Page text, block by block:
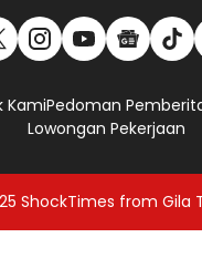
KamiPedoman
Lowongan Pekerjaan
ShockTimes from Gila